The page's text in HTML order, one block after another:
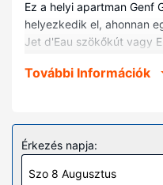
Ez a helyi apartman Genf
helyezkedik el, ahonnan
Jet d'Eau szökőkút vagy
Kutatási Szervezet), ill.
Helyezze magát
További Információk
Érkezés napja:
Szo 8 Augusztus